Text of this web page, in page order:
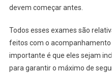
devem começar antes.
Todos esses exames são
feitos com o acompanhamento
importante é que eles sejam
para garantir o máximo de